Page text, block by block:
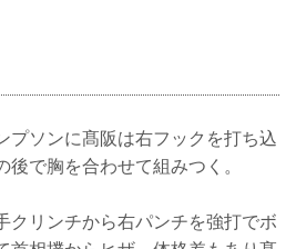
プソンに髙阪は右フックを打ち込
で胸を合わせて組みつく。
クリンチから右パンチを強打でボ